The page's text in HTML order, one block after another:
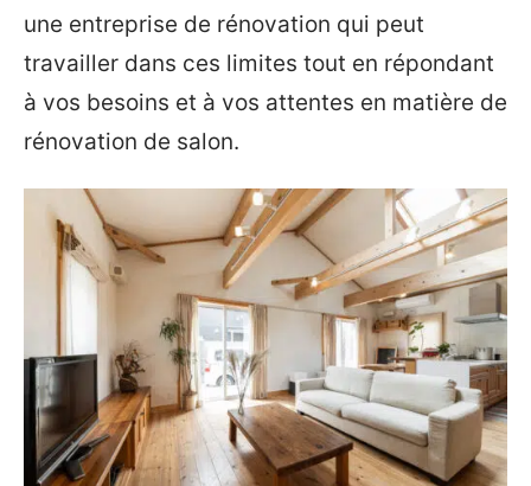
une entreprise de rénovation qui peut
travailler dans ces limites tout en répondant
à vos besoins et à vos attentes en matière de
rénovation de salon.